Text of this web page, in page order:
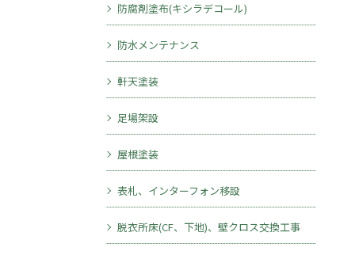
防腐剤塗布(キシラデコール)
防水メンテナンス
軒天塗装
足場架設
屋根塗装
表札、インターフォン移設
脱衣所床(CF、下地)、壁クロス交換工事